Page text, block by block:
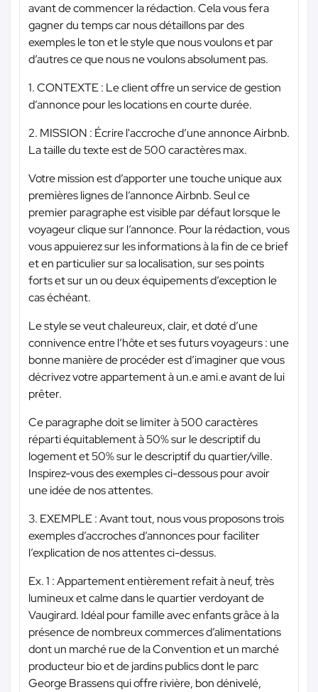
avant de commencer la rédaction. Cela vous fera
gagner du temps car nous détaillons par des
exemples le ton et le style que nous voulons et par
d’autres ce que nous ne voulons absolument pas.
1. CONTEXTE : Le client offre un service de gestion
d’annonce pour les locations en courte durée.
2. MISSION : Écrire l'accroche d’une annonce Airbnb.
La taille du texte est de 500 caractères max.
Votre mission est d’apporter une touche unique aux
premières lignes de l’annonce Airbnb. Seul ce
premier paragraphe est visible par défaut lorsque le
voyageur clique sur l’annonce. Pour la rédaction, vous
vous appuierez sur les informations à la fin de ce brief
et en particulier sur sa localisation, sur ses points
forts et sur un ou deux équipements d’exception le
cas échéant.
Le style se veut chaleureux, clair, et doté d’une
connivence entre l’hôte et ses futurs voyageurs : une
bonne manière de procéder est d’imaginer que vous
décrivez votre appartement à un.e ami.e avant de lui
prêter.
Ce paragraphe doit se limiter à 500 caractères
réparti équitablement à 50% sur le descriptif du
logement et 50% sur le descriptif du quartier/ville.
Inspirez-vous des exemples ci-dessous pour avoir
une idée de nos attentes.
3. EXEMPLE : Avant tout, nous vous proposons trois
exemples d’accroches d’annonces pour faciliter
l’explication de nos attentes ci-dessus.
Ex. 1 : Appartement entièrement refait à neuf, très
lumineux et calme dans le quartier verdoyant de
Vaugirard. Idéal pour famille avec enfants grâce à la
présence de nombreux commerces d’alimentations
dont un marché rue de la Convention et un marché
producteur bio et de jardins publics dont le parc
George Brassens qui offre rivière, bon dénivelé,